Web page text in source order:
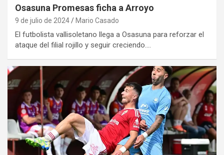
Osasuna Promesas ficha a Arroyo
9 de julio de 2024 Mario Casado
El futbolista vallisoletano llega a Osasuna para reforzar el
ataque del filial rojillo y seguir creciendo.…